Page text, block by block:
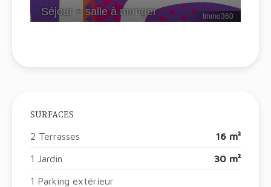
SURFACES
2 Terrasses 16 m²
1 Jardin 30 m²
1 Parking extérieur